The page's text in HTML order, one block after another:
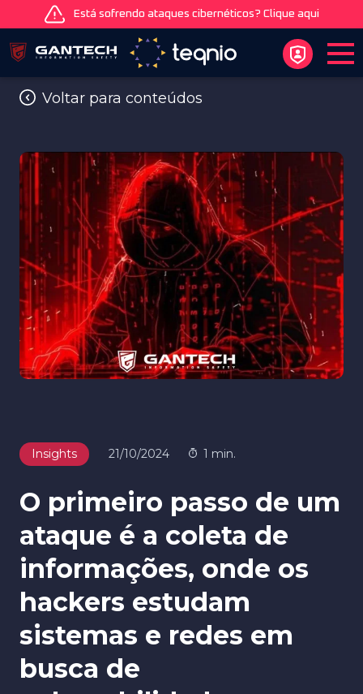
Está sofrendo ataques cibernéticos? Clique aqui
Voltar para conteúdos
Insights 21/10/2024 1 min.
O primeiro passo de um
ataque é a coleta de
informações, onde os
hackers estudam
sistemas e redes em
busca de